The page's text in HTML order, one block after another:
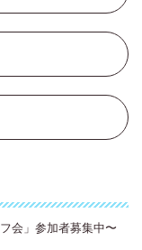
会」参加者募集中〜